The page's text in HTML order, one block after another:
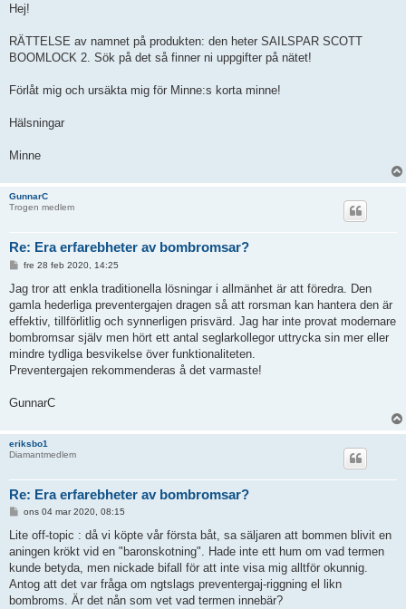
l
ä
g
Hej!
RÄTTELSE av namnet på produkten: den heter SAILSPAR SCOTT
BOOMLOCK 2. Sök på det så finner ni uppgifter på nätet!
Förlåt mig och ursäkta mig för Minne:s korta minne!
Hälsningar
Minne
GunnarC
Trogen medlem
Re: Era erfarebheter av bombromsar?
l
ä
g
g
fre 28 feb 2020, 14:25
Jag tror att enkla traditionella lösningar i allmänhet är att föredra. Den
gamla hederliga preventergajen dragen så att rorsman kan hantera den är
effektiv, tillförlitlig och synnerligen prisvärd. Jag har inte provat modernare
bombromsar själv men hört ett antal seglarkollegor uttrycka sin mer eller
mindre tydliga besvikelse över funktionaliteten.
Preventergajen rekommenderas å det varmaste!
GunnarC
eriksbo1
Diamantmedlem
Re: Era erfarebheter av bombromsar?
l
g
g
ons 04 mar 2020, 08:15
Lite off-topic : då vi köpte vår första båt, sa säljaren att bommen blivit en
aningen krökt vid en "baronskotning". Hade inte ett hum om vad termen
kunde betyda, men nickade bifall för att inte visa mig alltför okunnig.
Antog att det var fråga om ngtslags preventergaj-riggning el likn
bombroms. Är det nån som vet vad termen innebär?